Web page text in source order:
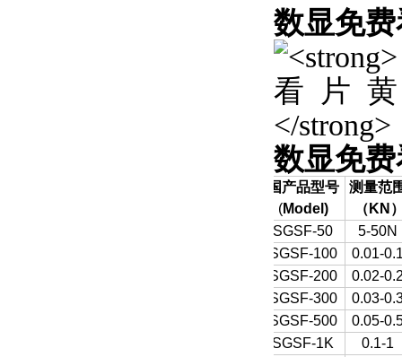
数显免
数显免
国产品型号
(Model)
测量范
（ KN
SGSF-50
5-50N
SGSF-100
0.01-
SGSF-200
0.02-
SGSF-300
0.03-
SGSF-500
0.05-
SGSF-1K
0.1-1